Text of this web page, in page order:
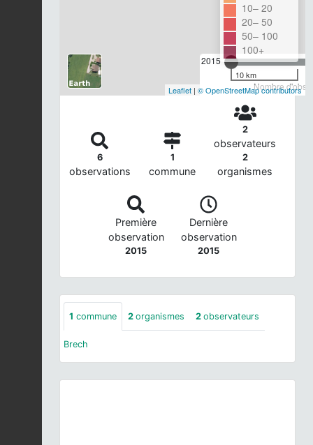
2015
Nombre
10– 20
20– 50
50– 100
100+
10 km
Leaflet | © OpenStreetMap contributors
6
observations
1
commune
2
observateurs
2
organismes
Première
observation
2015
Dernière
observation
2015
1 commune 2 organismes 2 observateurs
Brech